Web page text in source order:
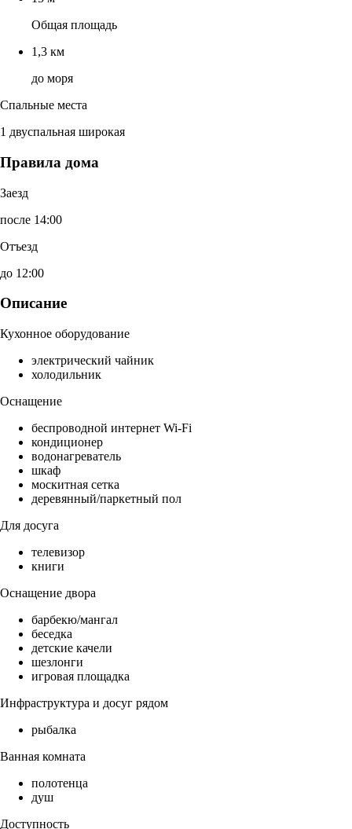
Общая площадь
1,3 км
до моря
Спальные места
1 двуспальная широкая
Правила дома
Заезд
после 14:00
Отъезд
до 12:00
Описание
Кухонное оборудование
электрический чайник
холодильник
Оснащение
беспроводной интернет Wi-Fi
кондиционер
водонагреватель
шкаф
москитная сетка
деревянный/паркетный пол
Для досуга
телевизор
книги
Оснащение двора
барбекю/мангал
беседка
детские качели
шезлонги
игровая площадка
Инфраструктура и досуг рядом
рыбалка
Ванная комната
полотенца
душ
Доступность